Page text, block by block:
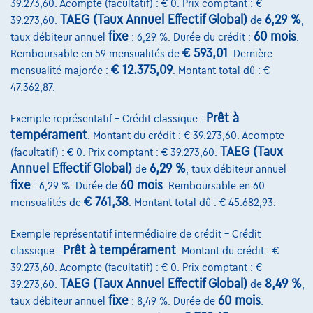
39.273,60. Acompte (facultatif) : € 0. Prix comptant : €
39.273,60.
TAEG (Taux Annuel Effectif Global) de 6,29 %,
taux débiteur annuel fixe : 6,29 %. Durée du crédit : 60 mois.
Remboursable en 59 mensualités de € 593,01 . Dernière
mensualité majorée : € 12.375,09. Montant total dû : €
47.362,87.
Exemple représentatif – Crédit classique : Prêt à
tempérament . Montant du crédit : € 39.273,60. Acompte
(facultatif) : € 0. Prix comptant : € 39.273,60. TAEG (Taux
Annuel Effectif Global) de 6,29 % , taux débiteur annuel
fixe : 6,29 %. Durée de 60 mois . Remboursable en 60
mensualités de € 761,38 . Montant total dû : € 45.682,93.
Exemple représentatif intermédiaire de crédit – Crédit
classique : Prêt à tempérament . Montant du crédit : €
39.273,60. Acompte (facultatif) : € 0. Prix comptant : €
39.273,60. TAEG (Taux Annuel Effectif Global) de 8,49 %
taux débiteur annuel fixe : 8,49 %. Durée de 60 mois
Qui nous sommes
Charte de qualité
Nos dealers
Nos partenaires
Notre équipe
Contact
@2024 TCS Mobility SA/NV Copyright
Conditions Générales
Conditions d'assistance
Protection Des Données